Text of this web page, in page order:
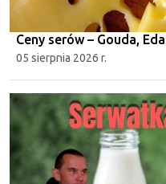
Ceny serów – Gouda,
05 sierpnia 2026 r.